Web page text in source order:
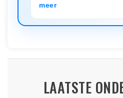
meer
LAATSTE